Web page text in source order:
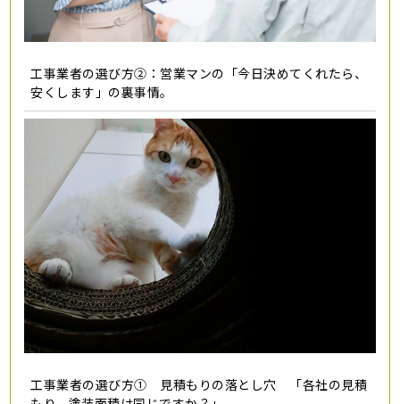
工事業者の選び方②：営業マンの「今日決めてくれたら、
安くします」の裏事情。
工事業者の選び方① 見積もりの落とし穴 「各社の見積